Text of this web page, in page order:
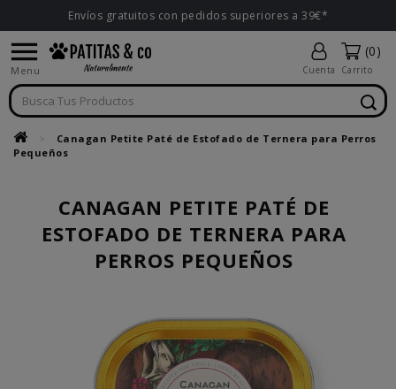
Envíos gratuitos con pedidos superiores a 39€*

Menu Cuenta
(0)
Carrito
Canagan Petite Paté de Estofado de Ternera para Perros
Pequeños
CANAGAN PETITE PATÉ DE
ESTOFADO DE TERNERA PARA
PERROS PEQUEÑOS